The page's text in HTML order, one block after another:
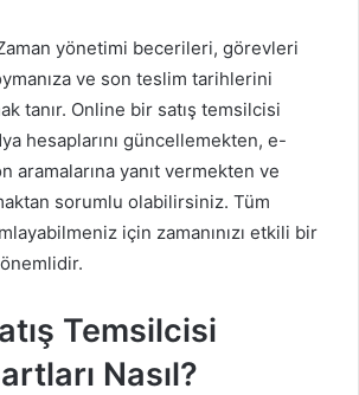
yönetimi becerileri, görevleri
ve son teslim tarihlerini
tanır. Online bir satış temsilcisi
hesaplarını güncellemekten, e-
aramalarına yanıt vermekten ve
sorumlu olabilirsiniz. Tüm
için zamanınızı etkili bir
Temsilcisi
Nasıl?